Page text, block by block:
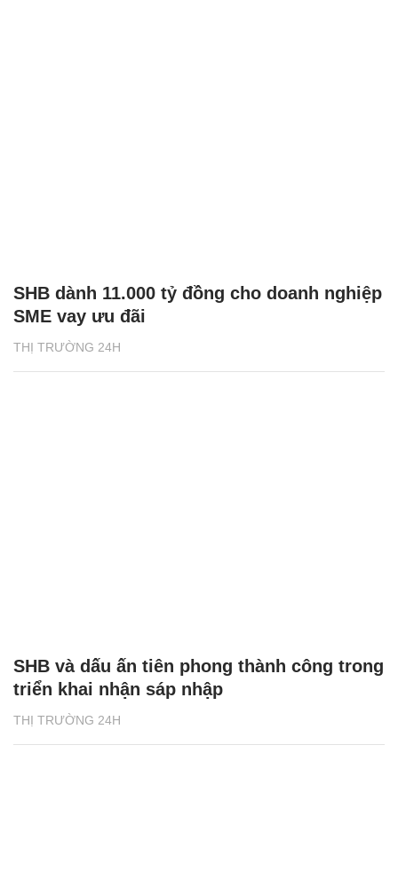
THỊ TRƯỜNG 24H
SHB dành 11.000 tỷ đồng cho doanh nghiệp
SME vay ưu đãi
THỊ TRƯỜNG 24H
SHB và dấu ấn tiên phong thành công trong
triển khai nhận sáp nhập